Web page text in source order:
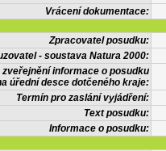
Vrácení dokumentace:
Zpracovatel posudku:
- soustava Natura 2000:
zveřejnění informace o posudku
úřední desce dotčeného kraje:
Termín pro zaslání vyjádření:
Text posudku:
Informace o posudku: